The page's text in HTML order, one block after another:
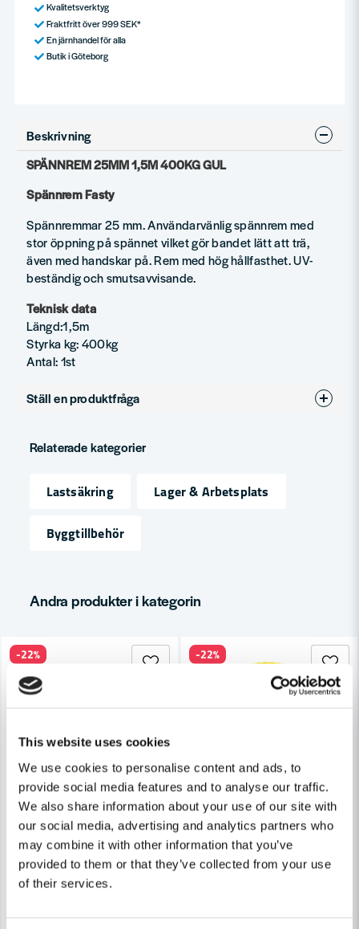
This website uses cookies
We use cookies to personalise content and ads, to
provide social media features and to analyse our traffic.
We also share information about your use of our site with
our social media, advertising and analytics partners who
may combine it with other information that you’ve
provided to them or that they’ve collected from your use
of their services.
Kvalitetsverktyg
Fraktfritt över 999 SEK*
En järnhandel för alla
Butik i Göteborg
Beskrivning
SPÄNNREM 25MM 1,5M 400KG GUL
Spännrem Fasty
Spännremmar 25 mm. Användarvänlig spännrem med
stor öppning på spännet vilket gör bandet lätt att trä,
även med handskar på. Rem med hög hållfasthet. UV-
beständig och smutsavvisande.
Teknisk data
Längd:1,5m
Styrka kg: 400kg
Antal: 1st
Ställ en produktfråga
Fråga oss något om denna produkten...
Namn
Ja, ni får publicera min fråga
Skicka fråga
Relaterade kategorier
Lastsäkring
Lager & Arbetsplats
Byggtillbehör
Andra produkter i kategorin
FASTY
Fasty Spännband 25mm 5m 1000kg Ändlöst
118 kr
92 kr
Finns i Webblager
-22%
FASTY
Fasty Spännrem 20mm 1m
59 kr
46 kr
-22%